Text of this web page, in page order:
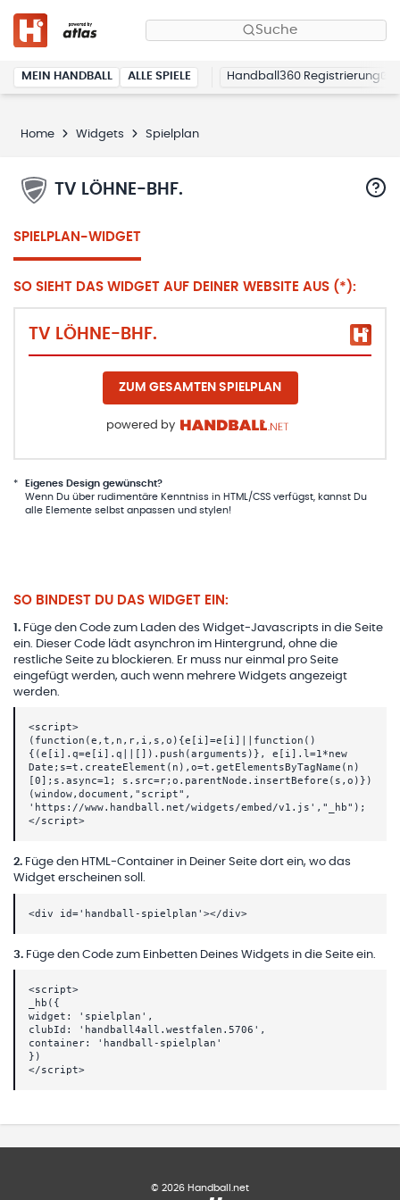
Suche
MEIN HANDBALL ALLE SPIELE Handball360 Registrierung
Home Widgets Spielplan
TV LÖHNE-BHF.
SPIELPLAN-WIDGET
SO SIEHT DAS WIDGET AUF DEINER WEBSITE AUS (*):
TV LÖHNE-BHF.
ZUM GESAMTEN SPIELPLAN
powered by
*
Eigenes Design gewünscht?
Wenn Du über rudimentäre Kenntniss in HTML/CSS verfügst, kannst Du
alle Elemente selbst anpassen und stylen!
SO BINDEST DU DAS WIDGET EIN:
1 . Füge den Code zum Laden des Widget-Javascripts in die Seite
ein. Dieser Code lädt asynchron im Hintergrund, ohne die
restliche Seite zu blockieren. Er muss nur einmal pro Seite
eingefügt werden, auch wenn mehrere Widgets angezeigt
werden.
<script>
(function(e,t,n,r,i,s,o){e[i]=e[i]||function()
{(e[i].q=e[i].q||[]).push(arguments)}, e[i].l=1*new
Date;s=t.createElement(n),o=t.getElementsByTagName(n)
[0];s.async=1; s.src=r;o.parentNode.insertBefore(s,o)})
(window,document,"script",
'https://www.handball.net/widgets/embed/v1.js',"_hb");
</script>
2. Füge den HTML-Container in Deiner Seite dort ein, wo das
Widget erscheinen soll.
<div id='handball-spielplan'></div>
3. Füge den Code zum Einbetten Deines Widgets in die Seite ein.
<script>
_hb({
widget: 'spielplan',
clubId: 'handball4all.westfalen.5706',
container: 'handball-spielplan'
})
</script>
© 2026 Handball.net